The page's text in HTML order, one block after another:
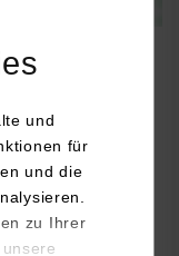
und
für
und die
zu Ihrer